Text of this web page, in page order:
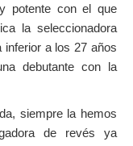
potente con el que
la seleccionadora
a los 27 años
debutante con la
siempre la hemos
de revés ya